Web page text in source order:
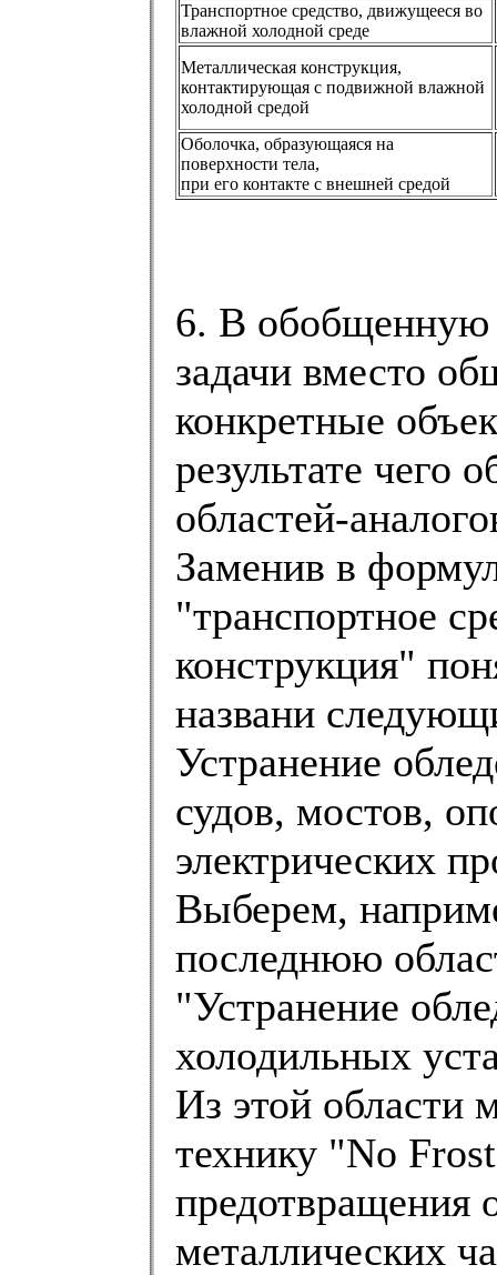
Транспортное средство, движущееся во
влажной холодной среде
Металлическая конструкция,
контактирующая с подвижной влажной
холодной средой
Оболочка, образующаяся на
поверхности тела,
при его контакте с внешней средой
6. В обобщенную
задачи вместо
конкретные
результате чего
областей-
Заменив в
"транспортное
конструкция"
названи
Устранение
судов, мостов,
электрических
Выберем,
последнюю
"Устранение
холодильных
Из этой области
технику "No
предотвращения
металлических